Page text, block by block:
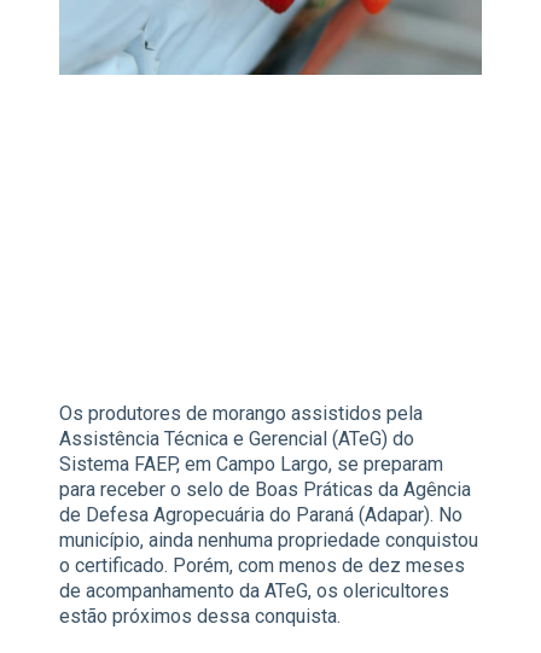
Os produtores de morango assistidos pela
Assistência Técnica e Gerencial (ATeG) do
Sistema FAEP, em Campo Largo, se preparam
para receber o selo de Boas Práticas da Agência
de Defesa Agropecuária do Paraná (Adapar). No
município, ainda nenhuma propriedade conquistou
o certificado. Porém, com menos de dez meses
de acompanhamento da ATeG, os olericultores
estão próximos dessa conquista.